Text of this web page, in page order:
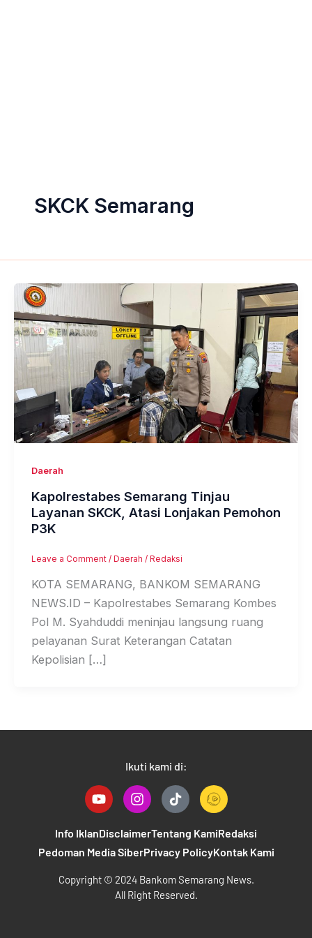
SKCK Semarang
Daerah
Kapolrestabes Semarang Tinjau
Layanan SKCK, Atasi Lonjakan Pemohon
P3K
Leave a Comment / Daerah / Redaksi
KOTA SEMARANG, BANKOM SEMARANG
NEWS.ID – Kapolrestabes Semarang Kombes
Pol M. Syahduddi meninjau langsung ruang
pelayanan Surat Keterangan Catatan
Kepolisian […]
Ikuti kami di:
Y
o
t
u
b
e
I
n
t
a
g
r
a
m
T
i
t
o
k
B
a
n
Info IklanDisclaimerTentang KamiRedaksi
Pedoman Media SiberPrivacy PolicyKontak Kami
Copyright © 2024 Bankom Semarang News.
All Right Reserved.